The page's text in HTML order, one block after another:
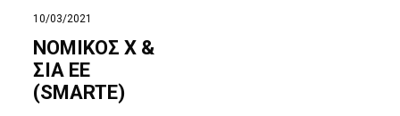
10/03/2021
ΝΟΜΙΚΟΣ Χ &
ΣΙΑ ΕΕ
(SMARTE)